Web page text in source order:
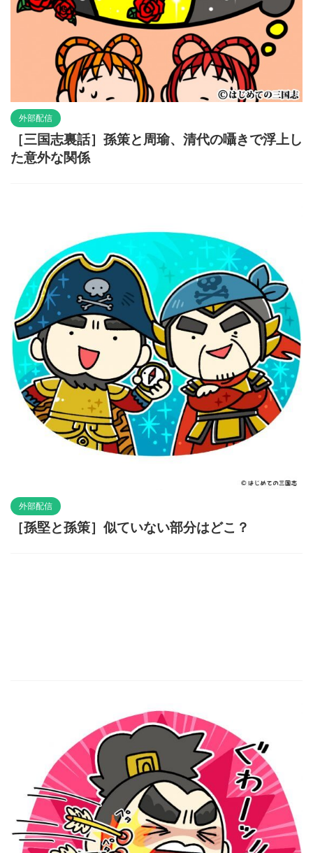
外部配信
［三国志裏話］孫策と周瑜、清代の囁きで浮上し
た意外な関係
外部配信
［孫堅と孫策］似ていない部分はどこ？